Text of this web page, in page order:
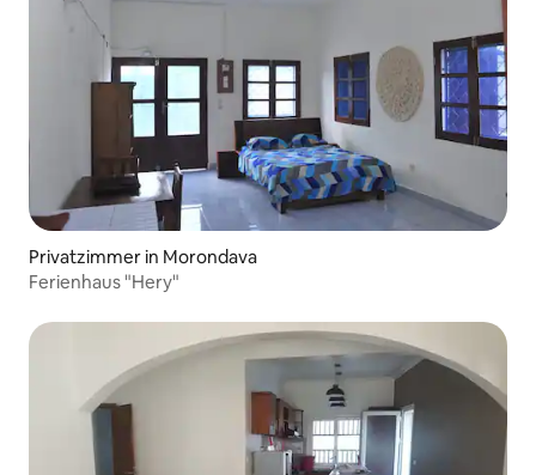
Privatzimmer in Morondava
Ferienhaus "Hery"